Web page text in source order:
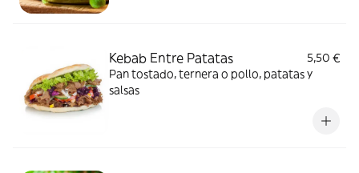
Kebab Entre Patatas
5,50 €
Pan tostado, ternera o pollo, patatas y
salsas